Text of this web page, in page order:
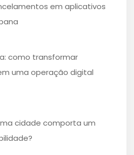
em aplicativos
como transformar
uma operação digital
cidade comporta um